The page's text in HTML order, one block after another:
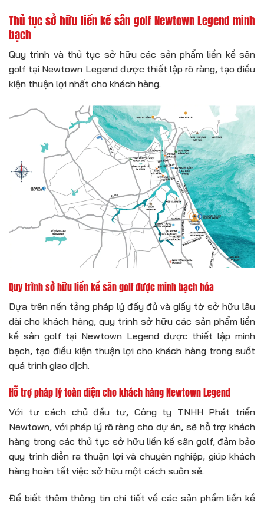
Thủ tục sở hữu liền kề sân golf Newtown Legend minh
bạch
Quy trình và thủ tục sở hữu các sản phẩm liền kề sân
golf tại Newtown Legend được thiết lập rõ ràng, tạo điều
kiện thuận lợi nhất cho khách hàng.
Quy trình sở hữu liền kề sân golf được minh bạch hóa
Dựa trên nền tảng pháp lý đầy đủ và giấy tờ sở hữu lâu
dài cho khách hàng, quy trình sở hữu các sản phẩm liền
kề sân golf tại Newtown Legend được thiết lập minh
bạch, tạo điều kiện thuận lợi cho khách hàng trong suốt
quá trình giao dịch.
Hỗ trợ pháp lý toàn diện cho khách hàng Newtown Legend
Với tư cách chủ đầu tư, Công ty TNHH Phát triển
Newtown, với pháp lý rõ ràng cho dự án, sẽ hỗ trợ khách
hàng trong các thủ tục sở hữu liền kề sân golf, đảm bảo
quy trình diễn ra thuận lợi và chuyên nghiệp, giúp khách
hàng hoàn tất việc sở hữu một cách suôn sẻ.
Để biết thêm thông tin chi tiết về các sản phẩm liền kề